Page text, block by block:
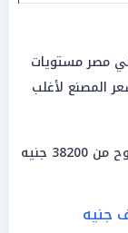
مصر مستويات
جنيه إلى 38500 جنيه سعر المصنع لأغلب
متوسط التسليم: سجل سعر الحديد بواقع يتراوح من 38200 جنيه